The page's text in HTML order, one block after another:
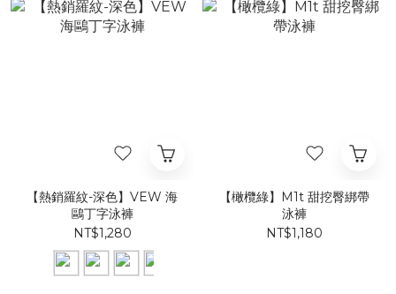
【熱銷羅紋-深色】VEW 海
鷗丁字泳褲
NT$1,280
【橄欖綠】​M1t 甜挖臀綁帶
泳褲​​​
NT$1,180